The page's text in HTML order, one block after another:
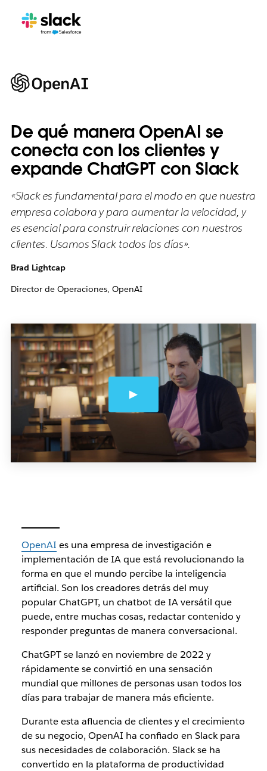
De qué manera OpenAI se
conecta con los clientes y
expande ChatGPT con Slack
«Slack es fundamental para el modo en que nuestra
empresa colabora y para aumentar la velocidad, y
es esencial para construir relaciones con nuestros
clientes. Usamos Slack todos los días».
Brad Lightcap
Director de Operaciones, OpenAI
OpenAI es una empresa de investigación e
implementación de IA que está revolucionando la
forma en que el mundo percibe la inteligencia
artificial. Son los creadores detrás del muy
popular ChatGPT, un chatbot de IA versátil que
puede, entre muchas cosas, redactar contenido y
responder preguntas de manera conversacional.
ChatGPT se lanzó en noviembre de 2022 y
rápidamente se convirtió en una sensación
mundial que millones de personas usan todos los
días para trabajar de manera más eficiente.
Durante esta afluencia de clientes y el crecimiento
de su negocio, OpenAI ha confiado en Slack para
sus necesidades de colaboración. Slack se ha
convertido en la plataforma de productividad